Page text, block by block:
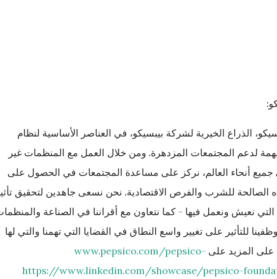
الذراع الخيرية لشركة بيبسيكو، في العناصر الأساسية لنظام
لدعم المجتمعات المزدهرة. ومن خلال العمل مع المنظمات غير
جميع أنحاء العالم، نركز على مساعدة المجتمعات في الحصول على
الصالحة للشرب والفرص الاقتصادية. نحن نسعى جاهدين لتحقيق
نعيش ونعمل فيها - كما نتعاون مع أقراننا في الصناعة
للتأثير على تغيير واسع النطاق في القضايا التي تهمنا والتي لها
على المزيد على www.pepsico.com/pepsico-
https://www.linkedin.com/showcase/pepsico-